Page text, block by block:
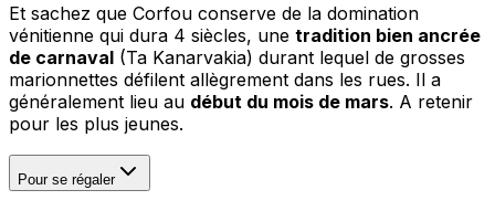
Et sachez que Corfou conserve de la domination
vénitienne qui dura 4 siècles, une tradition bien ancrée
de carnaval (Ta Kanarvakia) durant lequel de grosses
marionnettes défilent allègrement dans les rues. Il a
généralement lieu au début du mois de mars. A retenir
pour les plus jeunes.
Pour se régaler